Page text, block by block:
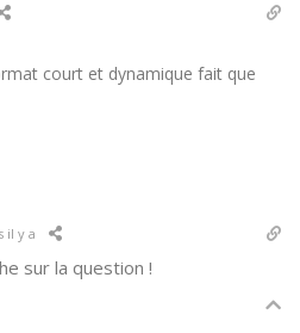
court et dynamique fait que
il y a
sur la question !